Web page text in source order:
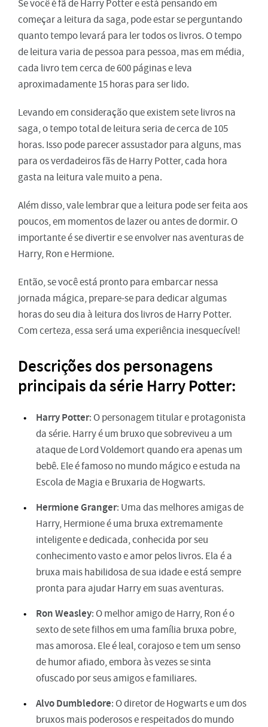
Se você é fã de Harry Potter e está pensando em
começar a leitura da saga, pode estar se perguntando
quanto tempo levará para ler todos os livros. O tempo
de leitura varia de pessoa para pessoa, mas em média,
cada livro tem cerca de 600 páginas e leva
aproximadamente 15 horas para ser lido.
Levando em consideração que existem sete livros na
saga, o tempo total de leitura seria de cerca de 105
horas. Isso pode parecer assustador para alguns, mas
para os verdadeiros fãs de Harry Potter, cada hora
gasta na leitura vale muito a pena.
Além disso, vale lembrar que a leitura pode ser feita aos
poucos, em momentos de lazer ou antes de dormir. O
importante é se divertir e se envolver nas aventuras de
Harry, Ron e Hermione.
Então, se você está pronto para embarcar nessa
jornada mágica, prepare-se para dedicar algumas
horas do seu dia à leitura dos livros de Harry Potter.
Com certeza, essa será uma experiência inesquecível!
Descrições dos personagens
principais da série Harry Potter:
Harry Potter: O personagem titular e protagonista
da série. Harry é um bruxo que sobreviveu a um
ataque de Lord Voldemort quando era apenas um
bebê. Ele é famoso no mundo mágico e estuda na
Escola de Magia e Bruxaria de Hogwarts.
Hermione Granger: Uma das melhores amigas de
Harry, Hermione é uma bruxa extremamente
inteligente e dedicada, conhecida por seu
conhecimento vasto e amor pelos livros. Ela é a
bruxa mais habilidosa de sua idade e está sempre
pronta para ajudar Harry em suas aventuras.
Ron Weasley: O melhor amigo de Harry, Ron é o
sexto de sete filhos em uma família bruxa pobre,
mas amorosa. Ele é leal, corajoso e tem um senso
de humor afiado, embora às vezes se sinta
ofuscado por seus amigos e familiares.
Alvo Dumbledore: O diretor de Hogwarts e um dos
bruxos mais poderosos e respeitados do mundo